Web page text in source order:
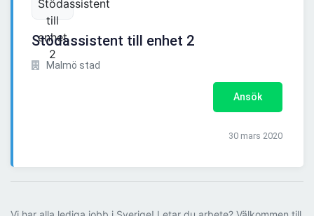
Stödassistent till enhet 2
Malmö stad
Ansök
30 mars 2020